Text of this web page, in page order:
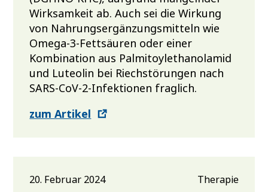
Wirksamkeit ab. Auch sei die Wirkung
von Nahrungsergänzungsmitteln wie
Omega-3-Fettsäuren oder einer
Kombination aus Palmitoylethanolamid
und Luteolin bei Riechstörungen nach
SARS-CoV-2-Infektionen fraglich.
zum Artikel
20. Februar 2024 Therapie